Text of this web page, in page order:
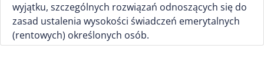
wyjątku, szczególnych rozwiązań odnoszących się do
zasad ustalenia wysokości świadczeń emerytalnych
(rentowych) określonych osób.